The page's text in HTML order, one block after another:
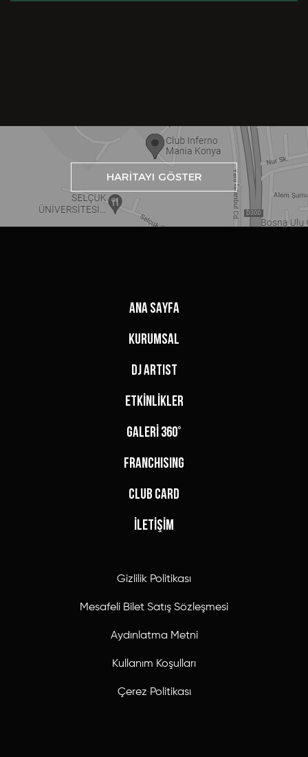
HARİTAYI GÖSTER
ANA SAYFA
KURUMSAL
DJ ARTIST
ETKİNLİKLER
GALERİ 360°
FRANCHISING
CLUB CARD
İLETİŞİM
Gizlilik Politikası
Mesafeli Bilet Satış Sözleşmesi
Aydınlatma Metni
Kullanım Koşulları
Çerez Politikası